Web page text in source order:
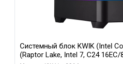
Системный блок KWIK (Intel
(Raptor Lake, Intel 7, C24